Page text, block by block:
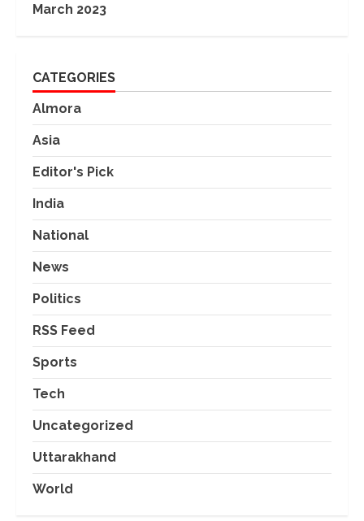
March 2023
CATEGORIES
Almora
Asia
Editor's Pick
India
National
News
Politics
RSS Feed
Sports
Tech
Uncategorized
Uttarakhand
World